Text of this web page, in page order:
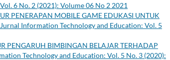
6 No. 2 (2021): Volume 06 No 2 2021
PENERAPAN MOBILE GAME EDUKASI UNTUK
Jurnal Information Technology and Education: Vol. 5
PENGARUH BIMBINGAN BELAJAR TERHADAP
Technology and Education: Vol. 5 No. 3 (2020):